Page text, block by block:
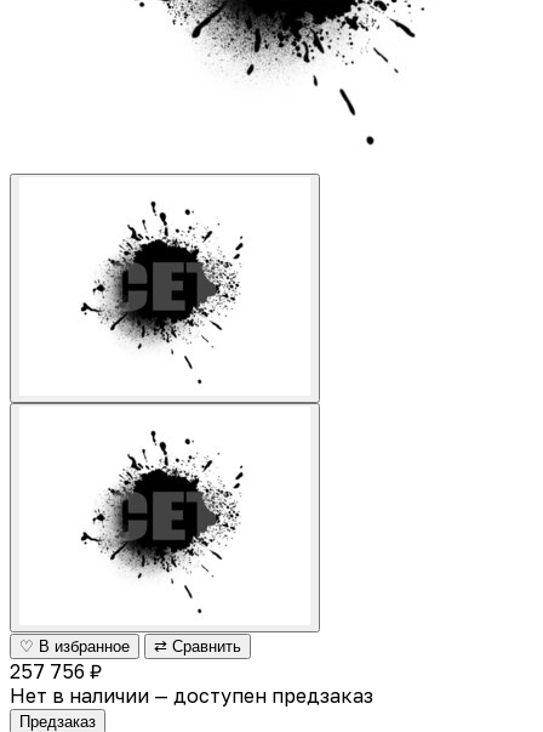
♡ В избранное ⇄ Сравнить
257 756 ₽
Нет в наличии — доступен предзаказ
Предзаказ